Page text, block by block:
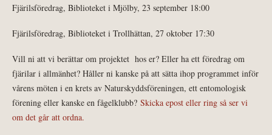
Fjärilsföredrag, Biblioteket i Mjölby, 23 september 18:00
Fjärilsföredrag, Biblioteket i Trollhättan, 27 oktober 17:30
Vill ni att vi berättar om projektet hos er? Eller ha ett föredrag om
fjärilar i allmänhet? Håller ni kanske på att sätta ihop programmet inför
vårens möten i en krets av Naturskyddsföreningen, ett entomologisk
förening eller kanske en fågelklubb? Skicka epost eller ring så ser vi
om det går att ordna.